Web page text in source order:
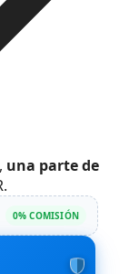
una parte de
0% COMISIÓN